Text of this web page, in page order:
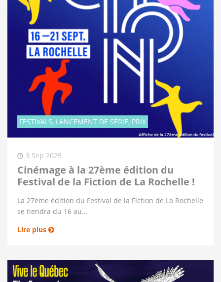
Affiche de la 27ème édition du festival
FESTIVALS, LANCEMENT DE SÉRIE, PRIX
3 Sep 2025
Cinémage à la 27ème édition du
Festival de la Fiction de La Rochelle !
La 27ème édition du Festival de la Fiction de La Rochelle
se tiendra du 16 au...
Lire plus